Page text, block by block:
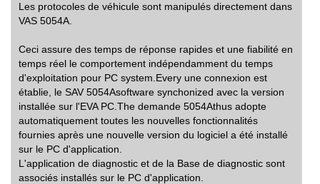
Les protocoles de véhicule sont manipulés directement dans
VAS 5054A.
Ceci assure des temps de réponse rapides et une fiabilité en
temps réel le comportement indépendamment du temps
d'exploitation pour PC system.Every une connexion est
établie, le SAV 5054Asoftware synchonized avec la version
installée sur l'EVA PC.The demande 5054Athus adopte
automatiquement toutes les nouvelles fonctionnalités
fournies après une nouvelle version du logiciel a été installé
sur le PC d'application.
L'application de diagnostic et de la Base de diagnostic sont
associés installés sur le PC d'application.